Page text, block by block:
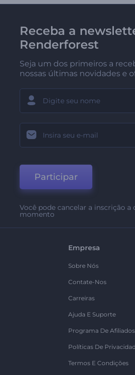
Receba a
Renderforest
Seja um dos primeiros a
nossas últimas novidades e
Participar
Você pode cancelar a inscrição a
momento
Empresa
Sobre Nós
Contate-Nos
Carreiras
Ajuda E Suporte
Programa De Afiliados
Políticas De
Termos E Condições